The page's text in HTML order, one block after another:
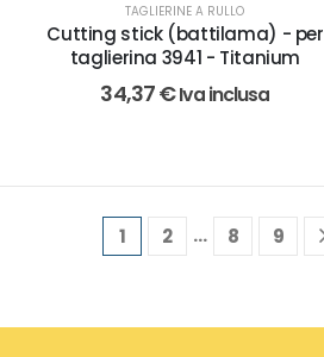
TAGLIERINE A RULLO
Cutting stick (battilama) - per
taglierina 3941 - Titanium
34,37€Iva inclusa
1 2 … 8 9